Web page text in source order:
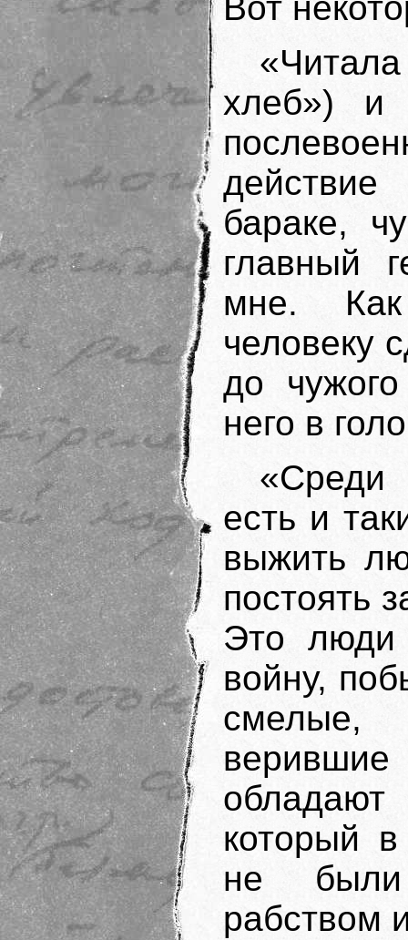
Вот
хлеб») и
бараке,
главный
мне.
человеку
до
него в
есть и
выжить
постоять
Это люди
войну,
который
не были
рабством